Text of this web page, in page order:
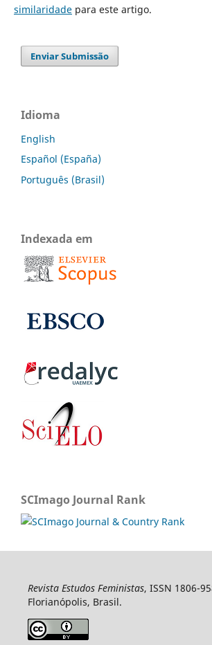
similaridadepara este artigo.
Enviar Submissão
Idioma
English
Español (España)
Português (Brasil)
Indexada em
SCImago Journal Rank
Revista Estudos Feministas, ISSN 1806-
Florianópolis, Brasil.